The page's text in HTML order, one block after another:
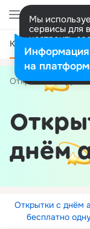
Мы
сервисы для
настроить
Разрешить
Категории
Открытки День
днём
Открытки с днём
бесплатно одну из
Информация
на